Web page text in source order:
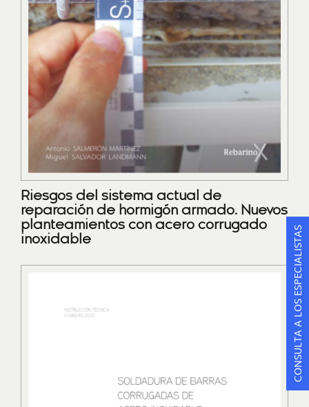
Riesgos del sistema actual de
reparación de hormigón armado. Nuevos
planteamientos con acero corrugado
inoxidable
CONSULTA A LOS ESPECIALISTAS